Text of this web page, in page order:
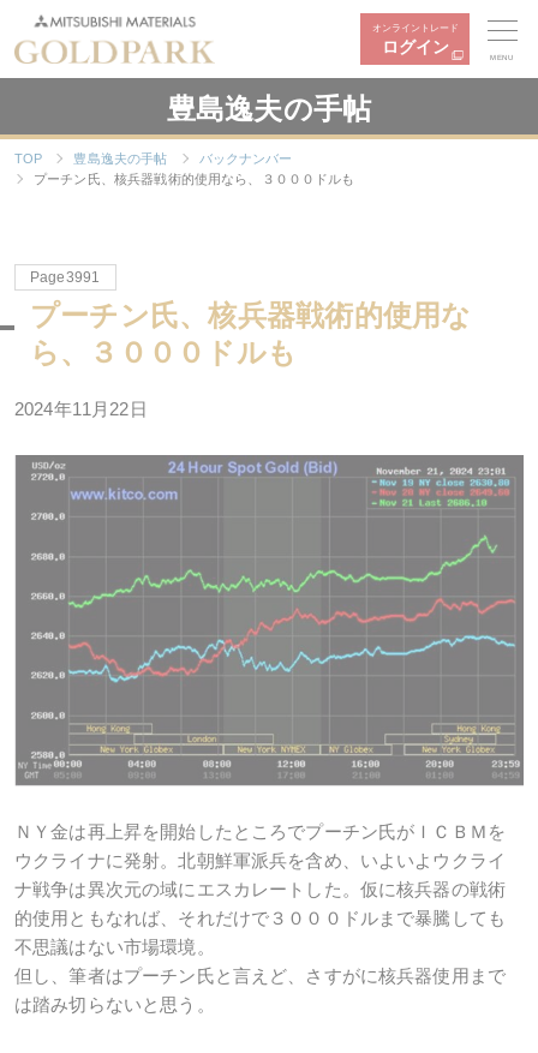
オンライントレード
ログイン
MENU
豊島逸夫の手帖
TOP 豊島逸夫の手帖
バックナンバー
プーチン氏、核兵器戦術的使用なら、３０００ドルも
Page3991
プーチン氏、核兵器戦術的使用な
ら、３０００ドルも
2024年11月22日
ＮＹ金は再上昇を開始したところでプーチン氏がＩＣＢＭを
ウクライナに発射。北朝鮮軍派兵を含め、いよいよウクライ
ナ戦争は異次元の域にエスカレートした。仮に核兵器の戦術
的使用ともなれば、それだけで３０００ドルまで暴騰しても
不思議はない市場環境。
但し、筆者はプーチン氏と言えど、さすがに核兵器使用まで
は踏み切らないと思う。